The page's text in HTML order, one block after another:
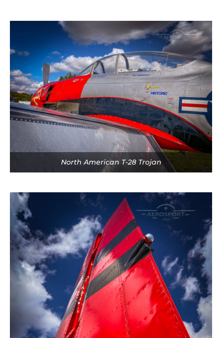
North American T-28 Trojan